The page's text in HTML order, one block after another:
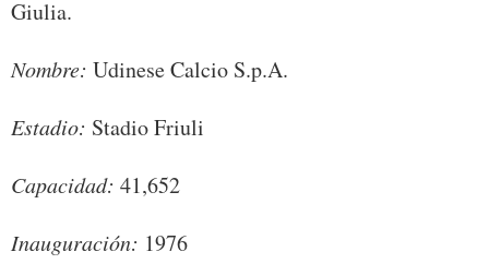
Giulia.
Nombre: Udinese Calcio S.p.A.
Estadio: Stadio Friuli
Capacidad: 41,652
Inauguración: 1976